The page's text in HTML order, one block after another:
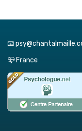
📧
📪 France